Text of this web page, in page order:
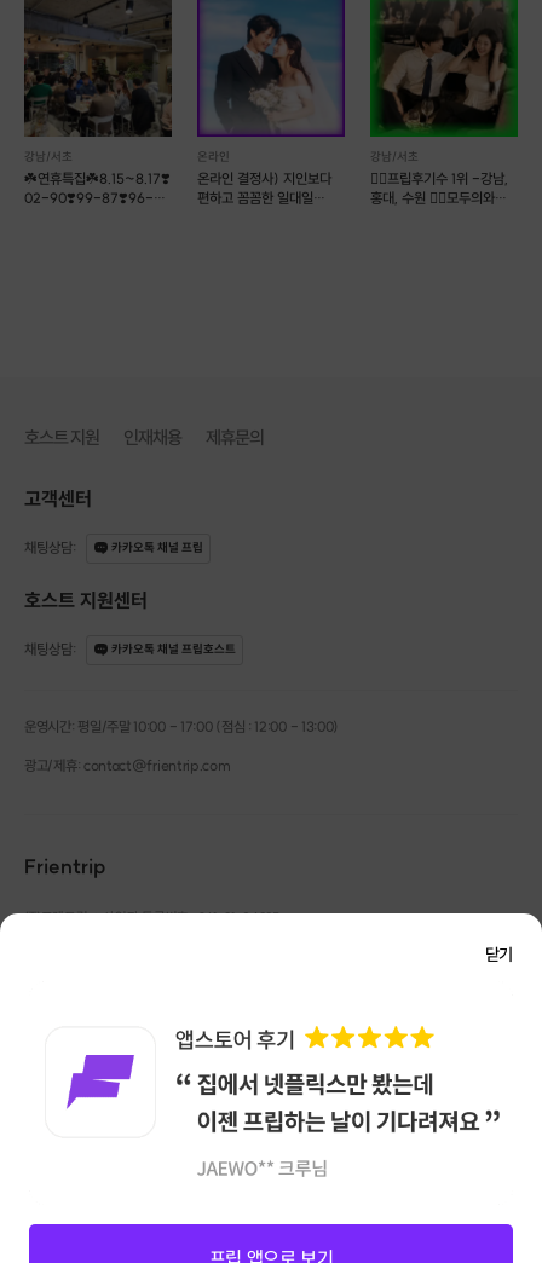
닫기
프립 앱으로 보기
강남/서초
☘️연휴특집☘️8.15~8.17❣️
02-90❣️99-87❣️96-
온라인
온라인 결정사) 지인보다
편하고 꼼꼼한 일대일
강남/서초
❤️‍🔥프립후기수 1위 -강남,
홍대, 수원 ❤️‍🔥모두의와인+
호스트 지원 인재채용 제휴문의
고객센터
채팅상담: 카카오톡 채널 프립
호스트 지원센터
채팅상담: 카카오톡 채널 프립호스트
운영시간: 평일/주말 10:00 - 17:00 (점심 : 12:00 - 13:00)
광고/제휴: contact@frientrip.com
Frientrip
㈜프렌트립 | 사업자 등록번호 : 261-81-04385
대해 ㈜프렌트립은 일체의 책임을 지지 않습니다.
NICEPAY 안전거래 서비스 : 고객님의 안전거래를 위해 현금 결제 시, 저희 사이트에서 가입한
구매안전 서비스를 이용할 수 있습니다.가입 확인
이용약관
앱 다운로드